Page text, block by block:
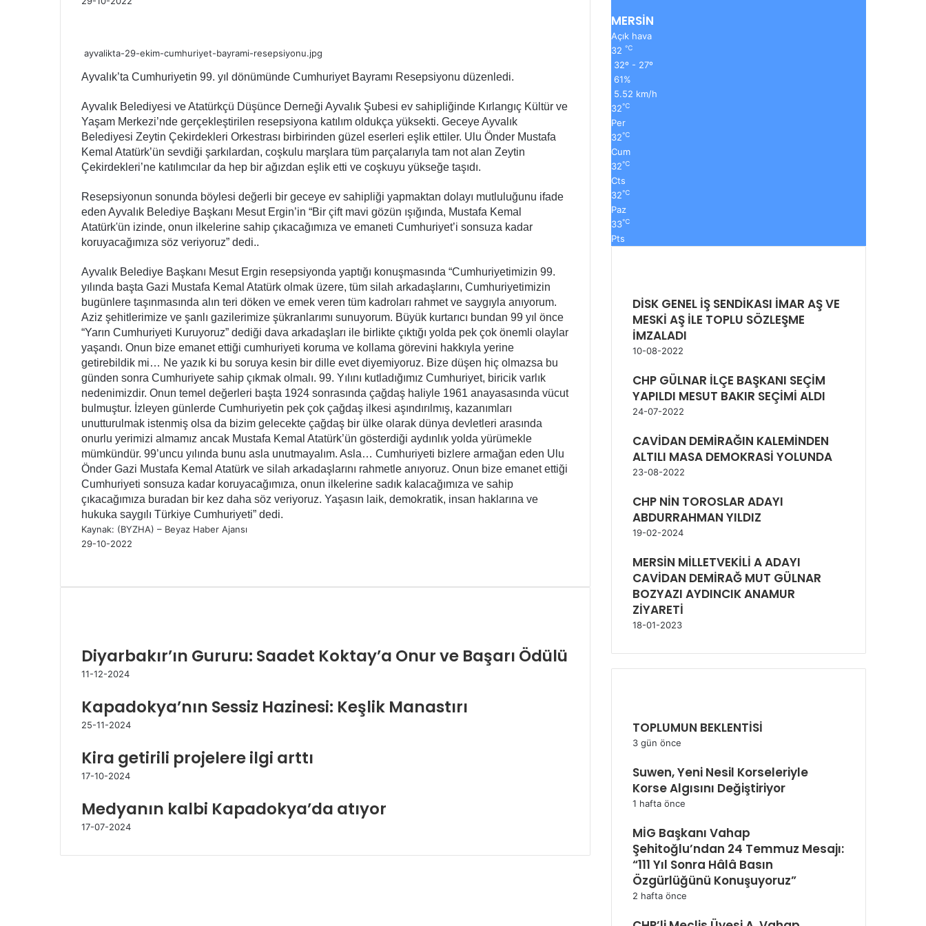
paylaş
ayvalikta-29-ekim-cumhuriyet-bayrami-resepsiyonu.jpg
Ayvalık’ta Cumhuriyetin 99. yıl dönümünde Cumhuriyet Bayramı Resepsiyonu düzenledi.
Ayvalık Belediyesi ve Atatürkçü Düşünce Derneği Ayvalık Şubesi ev sahipliğinde Kırlangıç Kültür ve
Yaşam Merkezi’nde gerçekleştirilen resepsiyona katılım oldukça yüksekti. Geceye Ayvalık
Belediyesi Zeytin Çekirdekleri Orkestrası birbirinden güzel eserleri eşlik ettiler. Ulu Önder Mustafa
Kemal Atatürk’ün sevdiği şarkılardan, coşkulu marşlara tüm parçalarıyla tam not alan Zeytin
Çekirdekleri’ne katılımcılar da hep bir ağızdan eşlik etti ve coşkuyu yükseğe taşıdı.
Resepsiyonun sonunda böylesi değerli bir geceye ev sahipliği yapmaktan dolayı mutluluğunu ifade
eden Ayvalık Belediye Başkanı Mesut Ergin’in “Bir çift mavi gözün ışığında, Mustafa Kemal
Atatürk'ün izinde, onun ilkelerine sahip çıkacağımıza ve emaneti Cumhuriyet’i sonsuza kadar
koruyacağımıza söz veriyoruz” dedi..
Ayvalık Belediye Başkanı Mesut Ergin resepsiyonda yaptığı konuşmasında “Cumhuriyetimizin 99.
yılında başta Gazi Mustafa Kemal Atatürk olmak üzere, tüm silah arkadaşlarını, Cumhuriyetimizin
bugünlere taşınmasında alın teri döken ve emek veren tüm kadroları rahmet ve saygıyla anıyorum.
Aziz şehitlerimize ve şanlı gazilerimize şükranlarımı sunuyorum. Büyük kurtarıcı bundan 99 yıl önce
“Yarın Cumhuriyeti Kuruyoruz” dediği dava arkadaşları ile birlikte çıktığı yolda pek çok önemli olaylar
yaşandı. Onun bize emanet ettiği cumhuriyeti koruma ve kollama görevini hakkıyla yerine
getirebildik mi… Ne yazık ki bu soruya kesin bir dille evet diyemiyoruz. Bize düşen hiç olmazsa bu
günden sonra Cumhuriyete sahip çıkmak olmalı. 99. Yılını kutladığımız Cumhuriyet, biricik varlık
nedenimizdir. Onun temel değerleri başta 1924 sonrasında çağdaş haliyle 1961 anayasasında vücut
bulmuştur. İzleyen günlerde Cumhuriyetin pek çok çağdaş ilkesi aşındırılmış, kazanımları
unutturulmak istenmiş olsa da bizim gelecekte çağdaş bir ülke olarak dünya devletleri arasında
onurlu yerimizi almamız ancak Mustafa Kemal Atatürk’ün gösterdiği aydınlık yolda yürümekle
mümkündür. 99’uncu yılında bunu asla unutmayalım. Asla… Cumhuriyeti bizlere armağan eden Ulu
Önder Gazi Mustafa Kemal Atatürk ve silah arkadaşlarını rahmetle anıyoruz. Onun bize emanet ettiği
Cumhuriyeti sonsuza kadar koruyacağımıza, onun ilkelerine sadık kalacağımıza ve sahip
çıkacağımıza buradan bir kez daha söz veriyoruz. Yaşasın laik, demokratik, insan haklarına ve
hukuka saygılı Türkiye Cumhuriyeti” dedi.
Kaynak: (BYZHA) – Beyaz Haber Ajansı
29-10-2022
ile
Diyarbakır’ın Gururu: Saadet Koktay’a Onur ve Başarı Ödülü
11-12-2024
Kapadokya’nın Sessiz Hazinesi: Keşlik Manastırı
25-11-2024
Kira getirili projelere ilgi arttı
17-10-2024
Medyanın kalbi Kapadokya’da atıyor
17-07-2024
MERSİN
Açık hava
32 ℃
32º - 27º
61%
5.52 km/h
32℃
Per
32℃
Cum
32℃
Cts
32℃
Paz
33℃
Pts
DİSK GENEL İŞ SENDİKASI İMAR AŞ VE
MESKİ AŞ İLE TOPLU SÖZLEŞME
İMZALADI
10-08-2022
CHP GÜLNAR İLÇE BAŞKANI SEÇİM
YAPILDI MESUT BAKIR SEÇİMİ ALDI
24-07-2022
CAVİDAN DEMİRAĞIN KALEMİNDEN
ALTILI MASA DEMOKRASİ YOLUNDA
23-08-2022
CHP NİN TOROSLAR ADAYI
ABDURRAHMAN YILDIZ
19-02-2024
MERSİN MİLLETVEKİLİ A ADAYI
CAVİDAN DEMİRAĞ MUT GÜLNAR
BOZYAZI AYDINCIK ANAMUR
ZİYARETİ
18-01-2023
TOPLUMUN BEKLENTİSİ
3 gün önce
Suwen, Yeni Nesil Korseleriyle
Korse Algısını Değiştiriyor
1 hafta önce
MİG Başkanı Vahap
Şehitoğlu’ndan 24 Temmuz Mesajı:
“111 Yıl Sonra Hâlâ Basın
Özgürlüğünü Konuşuyoruz”
2 hafta önce